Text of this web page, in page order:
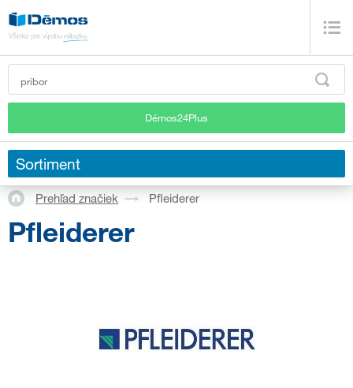
Démos24Plus
Sortiment
Prehľad značiek Pfleiderer
Pfleiderer